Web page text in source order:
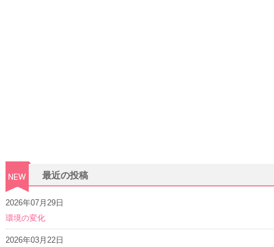
最近の投稿
2026年07月29日
環境の変化
2026年03月22日